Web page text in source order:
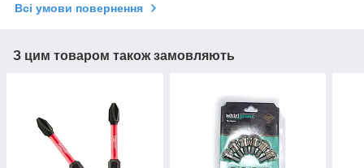
Всі умови повернення
З цим товаром також замовляють